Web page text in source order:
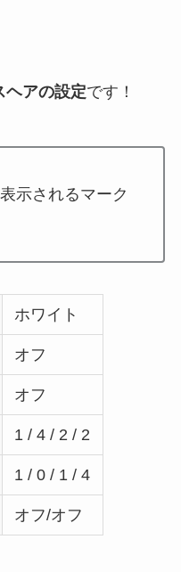
ヘアの設定です！
示されるマーク
ホワイト
オフ
オフ
1 / 4 / 2 / 2
1 / 0 / 1 / 4
オフ/オフ